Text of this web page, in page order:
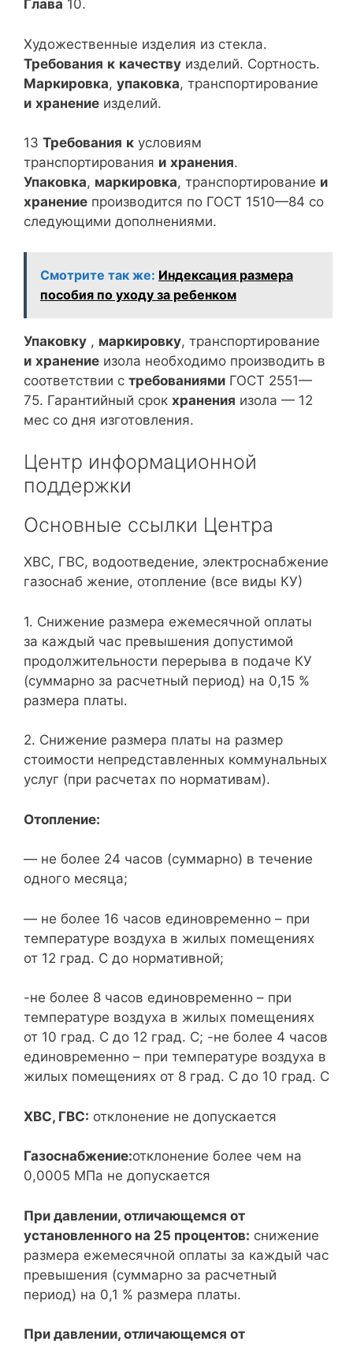
Глава 10.
Художественные изделия из стекла.
Требования к качеству изделий. Сортность.
Маркировка, упаковка, транспортирование
и хранение изделий.
13 Требования к условиям
транспортирования и хранения.
Упаковка, маркировка, транспортирование и
хранение производится по ГОСТ 1510—84 со
следующими дополнениями.
Смотрите так же: Индексация размера
пособия по уходу за ребенком
Упаковку , маркировку, транспортирование
и хранение изола необходимо производить в
соответствии с требованиями ГОСТ 2551—
75. Гарантийный срок хранения изола — 12
мес со дня изготовления.
Центр информационной
поддержки
Основные ссылки Центра
ХВС, ГВС, водоотведение, электроснабжение
газоснаб жение, отопление (все виды КУ)
1. Снижение размера ежемесячной оплаты
за каждый час превышения допустимой
продолжительности перерыва в подаче КУ
(суммарно за расчетный период) на 0,15 %
размера платы.
2. Снижение размера платы на размер
стоимости непредставленных коммунальных
услуг (при расчетах по нормативам).
Отопление:
— не более 24 часов (суммарно) в течение
одного месяца;
— не более 16 часов единовременно – при
температуре воздуха в жилых помещениях
от 12 град. C до нормативной;
-не более 8 часов единовременно – при
температуре воздуха в жилых помещениях
от 10 град. C до 12 град. C; -не более 4 часов
единовременно – при температуре воздуха в
жилых помещениях от 8 град. C до 10 град. C
ХВС, ГВС: отклонение не допускается
Газоснабжение:отклонение более чем на
0,0005 МПа не допускается
При давлении, отличающемся от
установленного на 25 процентов: снижение
размера ежемесячной оплаты за каждый час
превышения (суммарно за расчетный
период) на 0,1 % размера платы.
При давлении, отличающемся от